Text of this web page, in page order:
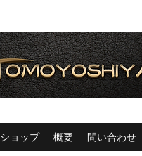
ショップ 概要 問い合わせ